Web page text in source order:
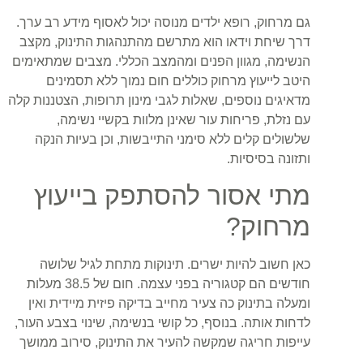
גם מרחוק, רופא ילדים מנוסה יכול לאסוף מידע רב ערך.
דרך שיחת וידאו הוא מתרשם מהתנהגות התינוק, מקצב
הנשימה, מגוון הפנים ומהמצב הכללי. מצבים שמתאימים
היטב לייעוץ מרחוק כוללים חום נמוך ללא תסמינים
מדאיגים נוספים, שאלות לגבי מינון תרופות, הצטננות קלה
עם נזלת, פריחות עור שאינן מלוות בקשיי נשימה,
שלשולים קלים ללא סימני התייבשות, וכן בעיות הנקה
ותזונה בסיסיות.
מתי אסור להסתפק בייעוץ
מרחוק?
כאן חשוב להיות ישרים. תינוקות מתחת לגיל שלושה
חודשים הם קטגוריה בפני עצמה. חום של 38.5 מעלות
ומעלה בתינוק כה צעיר מחייב בדיקה פיזית מיידית ואין
לדחות אותה. בנוסף, כל קושי בנשימה, שינוי בצבע העור,
עייפות חריגה שמקשה להעיר את התינוק, סירוב ממושך